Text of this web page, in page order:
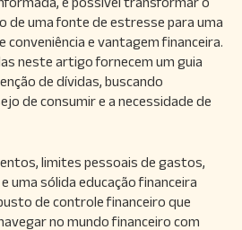
de uma fonte de estresse para uma
e vantagem financeira.
neste artigo fornecem um guia
de dívidas, buscando
de consumir e a necessidade de
limites pessoais de gastos,
uma sólida educação financeira
de controle financeiro que
no mundo financeiro com